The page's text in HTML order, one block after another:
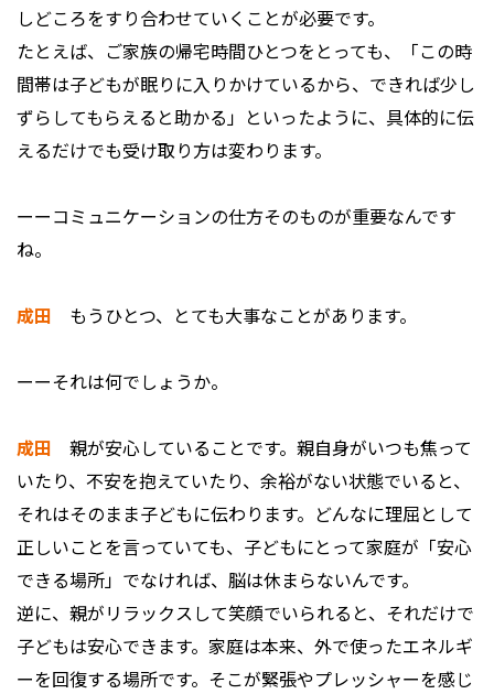
しどころをすり合わせていくことが必要です。
たとえば、ご家族の帰宅時間ひとつをとっても、「この時
間帯は子どもが眠りに入りかけているから、できれば少し
ずらしてもらえると助かる」といったように、具体的に伝
えるだけでも受け取り方は変わります。
ーーコミュニケーションの仕方そのものが重要なんです
ね。
成田 もうひとつ、とても大事なことがあります。
ーーそれは何でしょうか。
成田 親が安心していることです。親自身がいつも焦って
いたり、不安を抱えていたり、余裕がない状態でいると、
それはそのまま子どもに伝わります。どんなに理屈として
正しいことを言っていても、子どもにとって家庭が「安心
できる場所」でなければ、脳は休まらないんです。
逆に、親がリラックスして笑顔でいられると、それだけで
子どもは安心できます。家庭は本来、外で使ったエネルギ
ーを回復する場所です。そこが緊張やプレッシャーを感じ